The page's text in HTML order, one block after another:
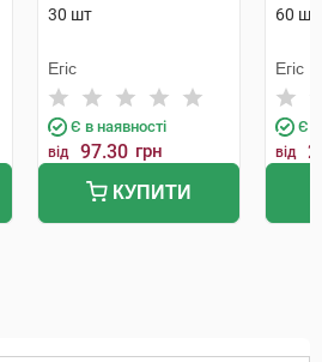
30 шт
Егіс
Є в наявності
від 97.30 грн
КУПИТИ
60 шт
Егіс
Є в
від